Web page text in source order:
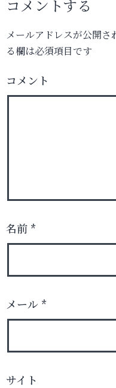
コメントする
メールアドレスが公開さ
る欄は必須項目です
コメント
名前 *
メール *
サイト